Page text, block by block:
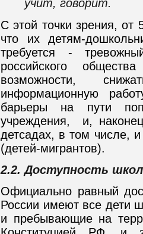
учит, говорит.
С этой точки зрения, от
что их детям-
требуется -
российского
возможности,
информационную
барьеры на пути
учреждения, и,
детсадах, в том числе,
(детей-мигрантов).
2.2. Доступность
Официально равный
России имеют все дети
и пребывающие на